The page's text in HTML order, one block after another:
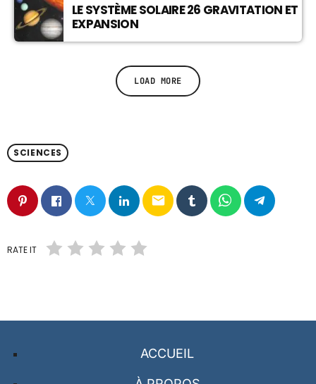
LE SYSTÈME SOLAIRE 26 GRAVITATION ET
EXPANSION
LOAD MORE
SCIENCES
email
RATE IT
ACCUEIL